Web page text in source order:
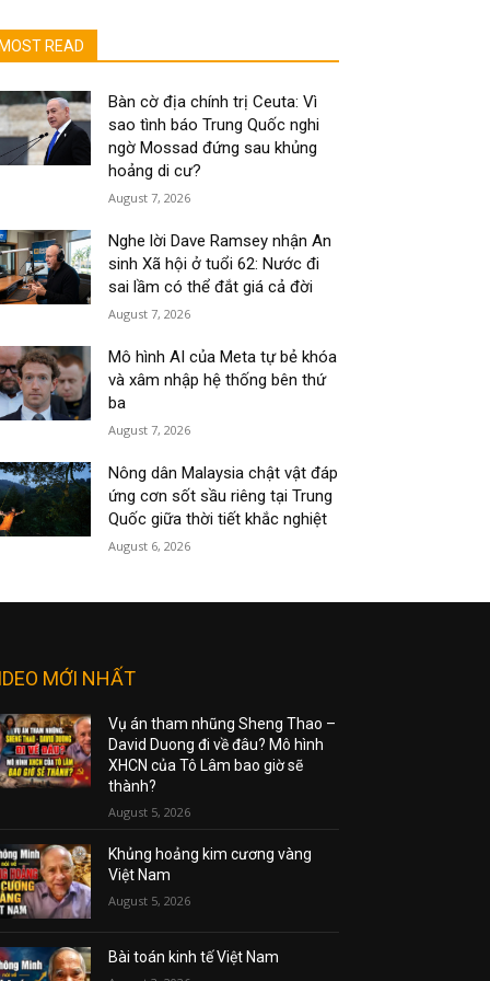
MOST READ
Bàn cờ địa chính trị Ceuta: Vì
sao tình báo Trung Quốc nghi
ngờ Mossad đứng sau khủng
hoảng di cư?
August 7, 2026
Nghe lời Dave Ramsey nhận An
sinh Xã hội ở tuổi 62: Nước đi
sai lầm có thể đắt giá cả đời
August 7, 2026
Mô hình AI của Meta tự bẻ khóa
và xâm nhập hệ thống bên thứ
ba
August 7, 2026
Nông dân Malaysia chật vật đáp
ứng cơn sốt sầu riêng tại Trung
Quốc giữa thời tiết khắc nghiệt
August 6, 2026
MỚI NHẤT
Vụ án tham nhũng Sheng Thao –
David Duong đi về đâu? Mô hình
XHCN của Tô Lâm bao giờ sẽ
thành?
August 5, 2026
Khủng hoảng kim cương vàng
Việt Nam
August 5, 2026
Bài toán kinh tế Việt Nam